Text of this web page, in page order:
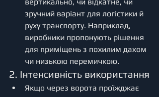
зручний варіант для логістики й
руху транспорту. Наприклад,
виробники пропонують рішення
для приміщень з похилим дахом
чи низькою перемичкою.
2. Інтенсивність використання
Якщо через ворота проїжджає